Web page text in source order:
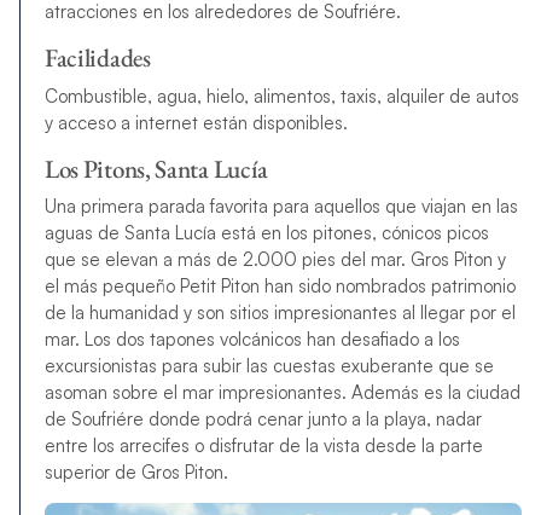
atracciones en los alrededores de Soufriére.
Facilidades
Combustible, agua, hielo, alimentos, taxis, alquiler de autos
y acceso a internet están disponibles.
Los Pitons, Santa Lucía
Una primera parada favorita para aquellos que viajan en las
aguas de Santa Lucía está en los pitones, cónicos picos
que se elevan a más de 2.000 pies del mar. Gros Piton y
el más pequeño Petit Piton han sido nombrados patrimonio
de la humanidad y son sitios impresionantes al llegar por el
mar. Los dos tapones volcánicos han desafiado a los
excursionistas para subir las cuestas exuberante que se
asoman sobre el mar impresionantes. Además es la ciudad
de Soufriére donde podrá cenar junto a la playa, nadar
entre los arrecifes o disfrutar de la vista desde la parte
superior de Gros Piton.